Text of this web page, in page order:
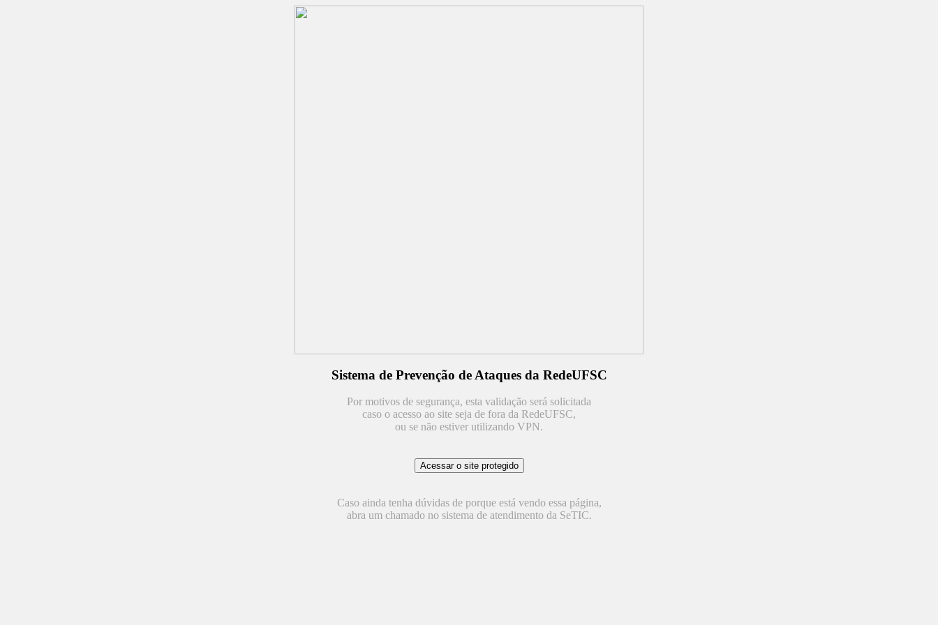
Sistema de Prevenção de Ataques da RedeUFSC
Por motivos de segurança, esta validação será solicitada
caso o acesso ao site seja de fora da RedeUFSC,
ou se não estiver utilizando VPN.
Caso ainda tenha dúvidas de porque está vendo essa página,
abra um chamado no sistema de atendimento da SeTIC.